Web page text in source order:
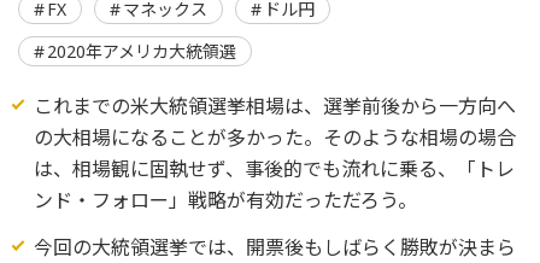
FX マネックス
ドル円
2020年アメリカ大統領選
これまでの米大統領選挙相場は、選挙前後から一方向へ
の大相場になることが多かった。そのような相場の場合
は、相場観に固執せず、事後的でも流れに乗る、「トレ
ンド・フォロー」戦略が有効だっただろう。
今回の大統領選挙では、開票後もしばらく勝敗が決まら